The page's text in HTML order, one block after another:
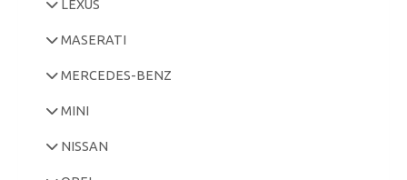
LEXUS
MASERATI
MERCEDES-BENZ
MINI
NISSAN